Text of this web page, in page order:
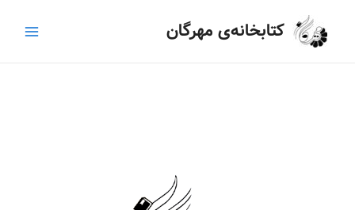
کتابخانه‌ی مهرگان
Menu